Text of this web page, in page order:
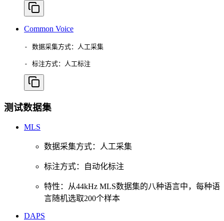
Common Voice
- 数据采集方式：人工采集
- 标注方式：人工标注
测试数据集
MLS
数据采集方式：人工采集
标注方式：自动化标注
特性：从44kHz MLS数据集的八种语言中，每种语
言随机选取200个样本
DAPS